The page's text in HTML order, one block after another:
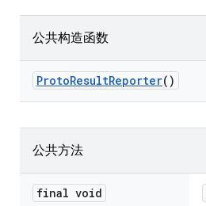
公共构造函数
ProtoResultReporter()
公共方法
final void